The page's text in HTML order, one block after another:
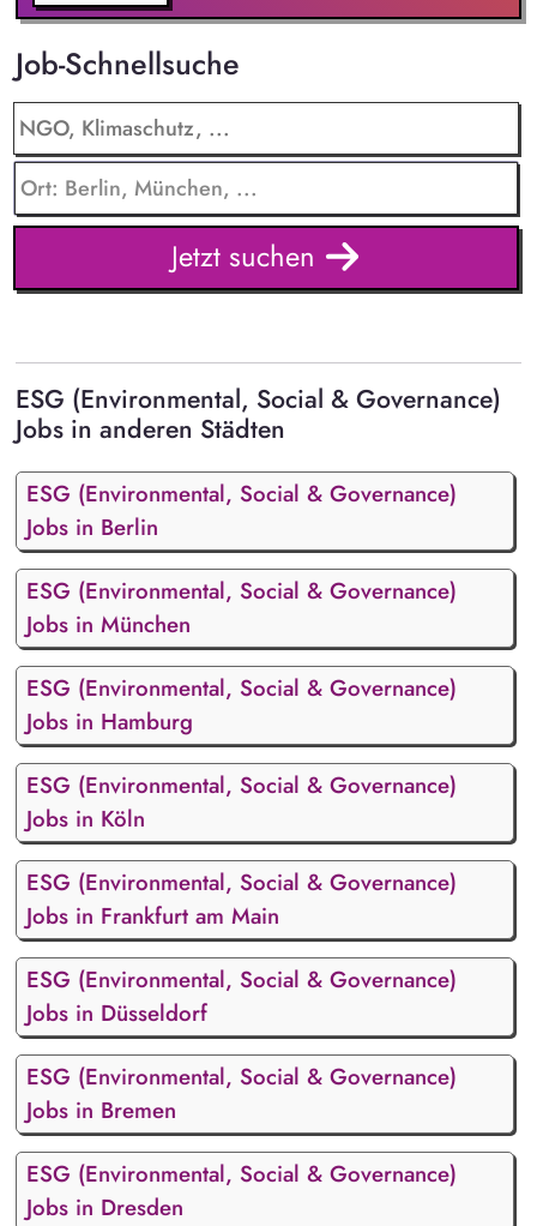
Initiativen (ISO 50001).
Job-Schnellsuche
Jetzt suchen
ESG (Environmental, Social & Governance)
Jobs in anderen Städten
ESG (Environmental, Social & Governance)
Jobs in Berlin
ESG (Environmental, Social & Governance)
Jobs in München
ESG (Environmental, Social & Governance)
Jobs in Hamburg
ESG (Environmental, Social & Governance)
Jobs in Köln
ESG (Environmental, Social & Governance)
Jobs in Frankfurt am Main
ESG (Environmental, Social & Governance)
Jobs in Düsseldorf
ESG (Environmental, Social & Governance)
Jobs in Bremen
ESG (Environmental, Social & Governance)
Jobs in Dresden